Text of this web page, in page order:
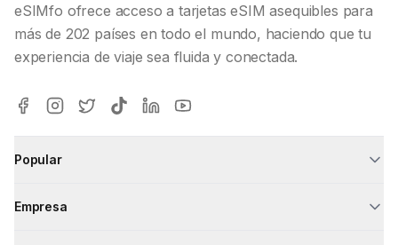
eSIMfo ofrece acceso a tarjetas eSIM asequibles para
más de 202 países en todo el mundo, haciendo que tu
experiencia de viaje sea fluida y conectada.
Popular
Empresa